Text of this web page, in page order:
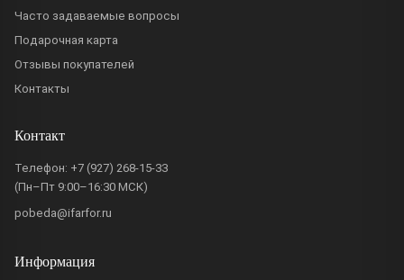
Часто задаваемые вопросы
Подарочная карта
Отзывы покупателей
Контакты
Контакт
Телефон: +7 (927) 268-15-33
(Пн–Пт 9:00–16:30 МСК)
pobeda@ifarfor.ru
Информация